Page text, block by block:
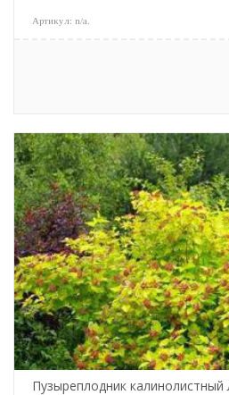
Артикул: n/a
Пузыреплодник